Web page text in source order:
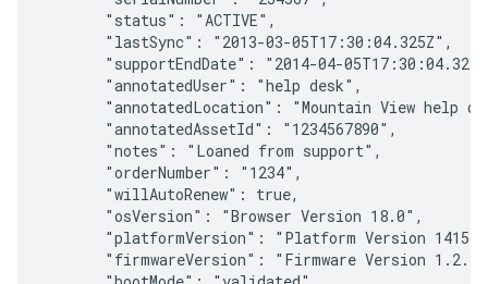
       "status": "ACTIVE",
       "lastSync": "2013-03-05T17:30:04.325Z",
"supportEndDate": "2014-04-
       "annotatedUser": "help desk",
"annotatedLocation": "Mountain View help
       "annotatedAssetId": "1234567890",
       "notes": "Loaned from support",
       "orderNumber": "1234",
       "willAutoRenew": true,
       "osVersion": "Browser Version 18.0",
"platformVersion": "Platform Version
"firmwareVersion": "Firmware Version